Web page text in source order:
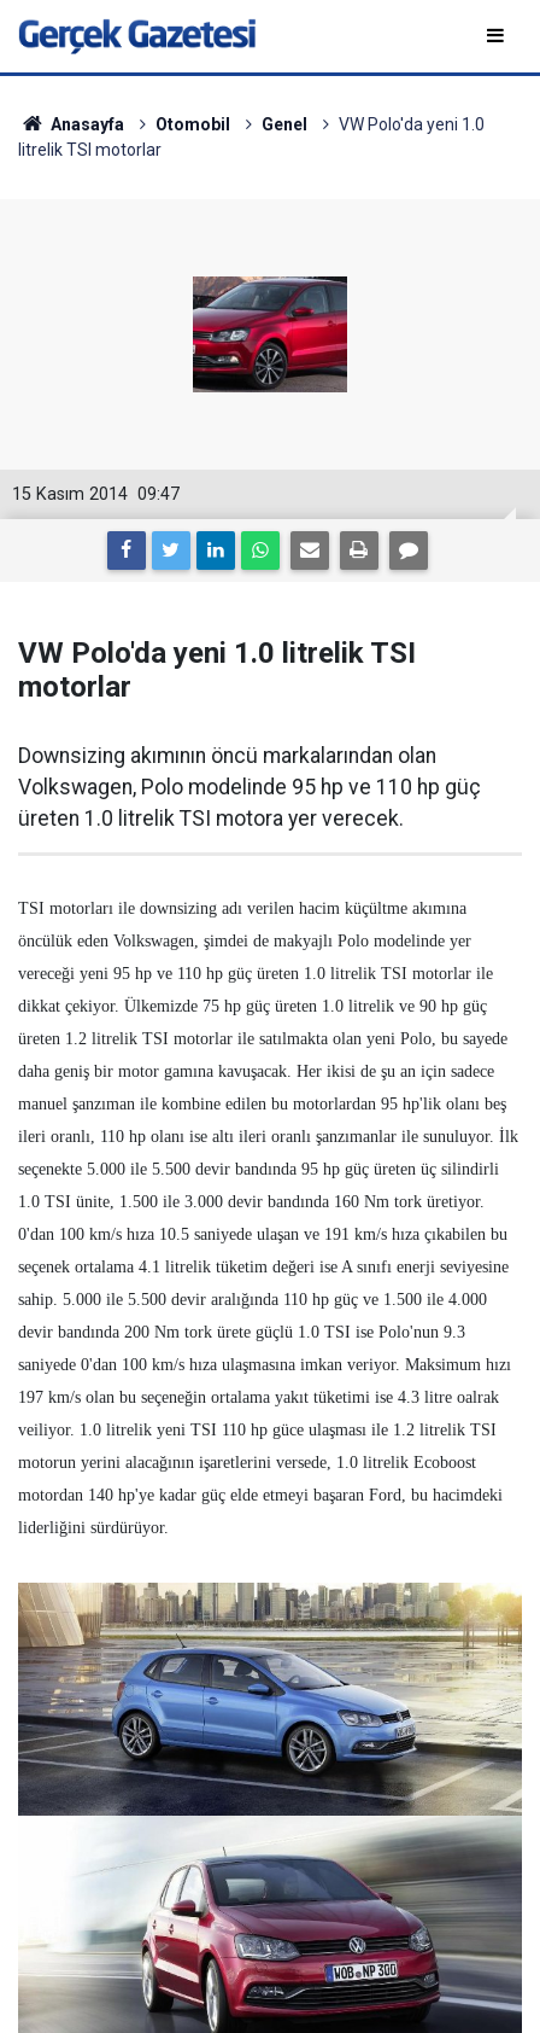
Anasayfa Otomobil Genel
VW Polo'da yeni 1.0
litrelik TSI motorlar
09:47
15 Kasım 2014
VW Polo'da yeni 1.0 litrelik TSI
motorlar
Downsizing akımının öncü markalarından olan
Volkswagen, Polo modelinde 95 hp ve 110 hp güç
üreten 1.0 litrelik TSI motora yer verecek.
TSI motorları ile downsizing adı verilen hacim küçültme akımına
öncülük eden Volkswagen, şimdei de makyajlı Polo modelinde yer
vereceği yeni 95 hp ve 110 hp güç üreten 1.0 litrelik TSI motorlar ile
dikkat çekiyor. Ülkemizde 75 hp güç üreten 1.0 litrelik ve 90 hp güç
üreten 1.2 litrelik TSI motorlar ile satılmakta olan yeni Polo, bu sayede
daha geniş bir motor gamına kavuşacak. Her ikisi de şu an için sadece
manuel şanzıman ile kombine edilen bu motorlardan 95 hp'lik olanı beş
ileri oranlı, 110 hp olanı ise altı ileri oranlı şanzımanlar ile sunuluyor. İlk
seçenekte 5.000 ile 5.500 devir bandında 95 hp güç üreten üç silindirli
1.0 TSI ünite, 1.500 ile 3.000 devir bandında 160 Nm tork üretiyor.
0'dan 100 km/s hıza 10.5 saniyede ulaşan ve 191 km/s hıza çıkabilen bu
seçenek ortalama 4.1 litrelik tüketim değeri ise A sınıfı enerji seviyesine
sahip. 5.000 ile 5.500 devir aralığında 110 hp güç ve 1.500 ile 4.000
devir bandında 200 Nm tork ürete güçlü 1.0 TSI ise Polo'nun 9.3
saniyede 0'dan 100 km/s hıza ulaşmasına imkan veriyor. Maksimum hızı
197 km/s olan bu seçeneğin ortalama yakıt tüketimi ise 4.3 litre oalrak
veiliyor. 1.0 litrelik yeni TSI 110 hp güce ulaşması ile 1.2 litrelik TSI
motorun yerini alacağının işaretlerini versede, 1.0 litrelik Ecoboost
motordan 140 hp'ye kadar güç elde etmeyi başaran Ford, bu hacimdeki
liderliğini sürdürüyor.